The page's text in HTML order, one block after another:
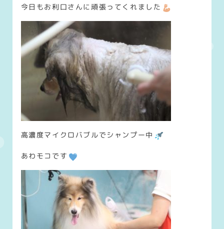
今日もお利口さんに頑張ってくれました
高濃度マイクロバブルでシャンプー中
あわモコです